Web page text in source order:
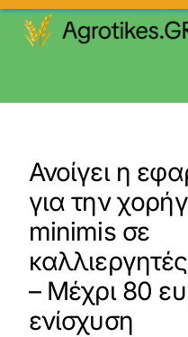
to
content
Ανοίγει η
για την
minimis σε
– Μέχρι 80
ενίσχυση